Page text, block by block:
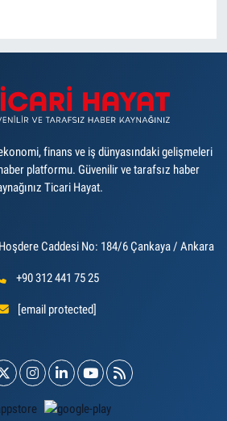
finans ve iş dünyasındaki gelişmeleri
platformu. Güvenilir ve tarafsız haber
Ticari Hayat.
Caddesi No: 184/6 Çankaya / Ankara
+90 312 441 75 25
[email protected]